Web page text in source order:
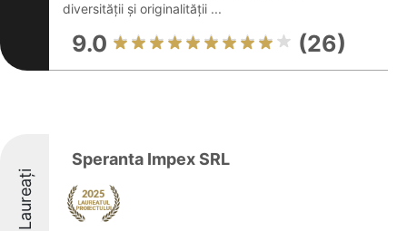
diversității și originalității ...
9.0 (26)
Laureați
Speranta Impex SRL